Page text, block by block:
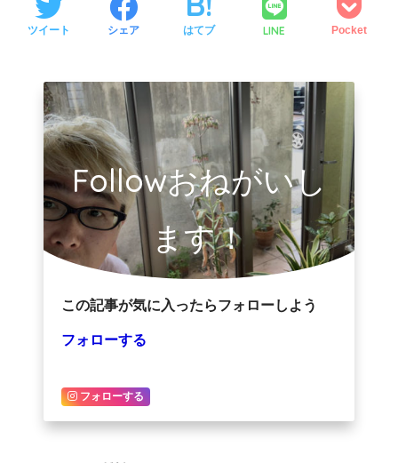
ツイート シェア はてブ LINE Pocket
Followおねがいし
ます！
この記事が気に入ったらフォローしよう
フォローする
フォローする